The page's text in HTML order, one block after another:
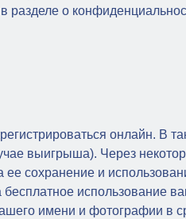
о
онлайн. В
выигрыша). Через
сохранение и
использование
имени и фотографии в